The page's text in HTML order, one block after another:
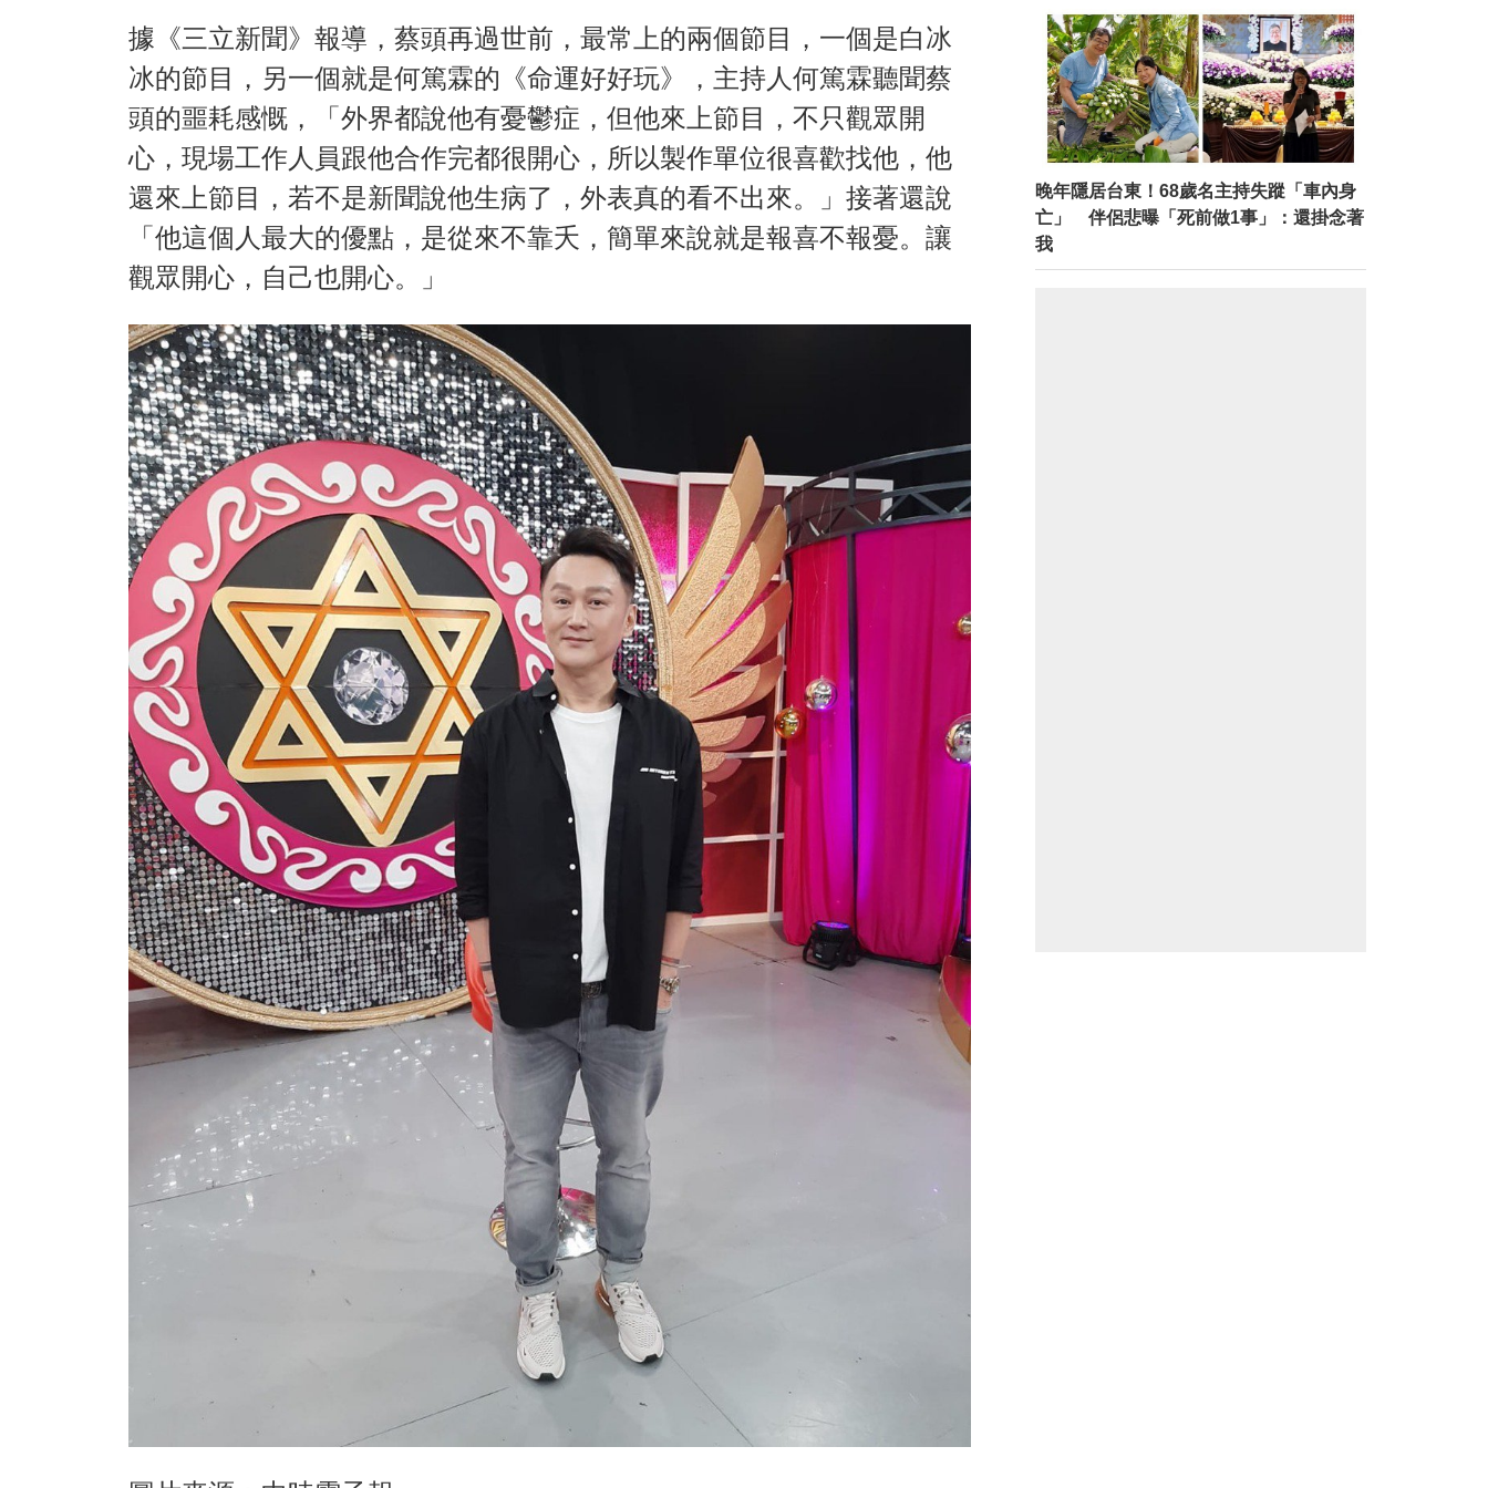
據《三立新聞》報導，蔡頭再過世前，最常上的兩個節目，一個是白冰
冰的節目，另一個就是何篤霖的《命運好好玩》，主持人何篤霖聽聞蔡
頭的噩耗感慨，「外界都說他有憂鬱症，但他來上節目，不只觀眾開
心，現場工作人員跟他合作完都很開心，所以製作單位很喜歡找他，他
還來上節目，若不是新聞說他生病了，外表真的看不出來。」接著還說
「他這個人最大的優點，是從來不靠夭，簡單來說就是報喜不報憂。讓
觀眾開心，自己也開心。」
晚年隱居台東！68歲名主持失蹤「車內身
亡」 伴侶悲曝「死前做1事」：還掛念著
我